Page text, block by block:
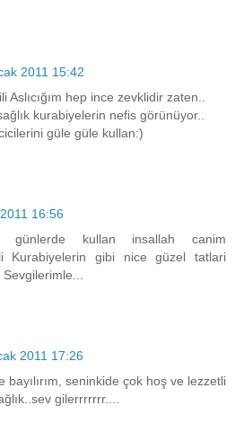
2011 15:42
Aslıcığım hep ince zevklidir zaten..
kurabiyelerin nefis görünüyor..
güle güle kullan:)
16:56
günlerde kullan insallah canim
Kurabiyelerin gibi nice güzel tatlari
2011 17:26
bayılırım, seninkide çok hoş ve lezzetli
gilerrrrrrr....